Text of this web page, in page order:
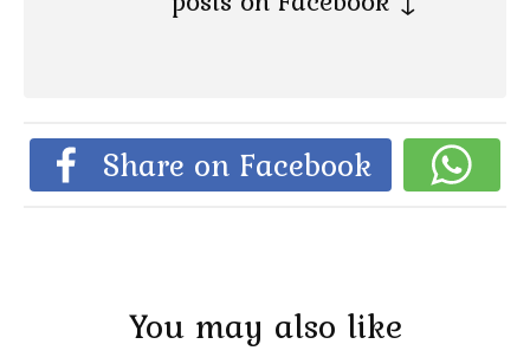
Share on Facebook
You may also like